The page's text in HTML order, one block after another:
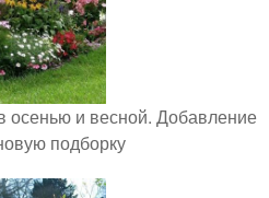
осенью и весной. Добавление
подборку